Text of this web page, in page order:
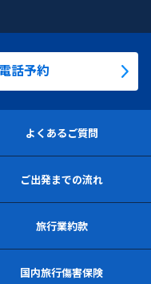
話予約
よくあるご質問
ご出発までの流れ
旅行業約款
国内旅行傷害保険